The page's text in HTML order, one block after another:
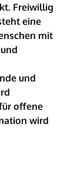
Freiwillig
eine
mit
und
offene
wird